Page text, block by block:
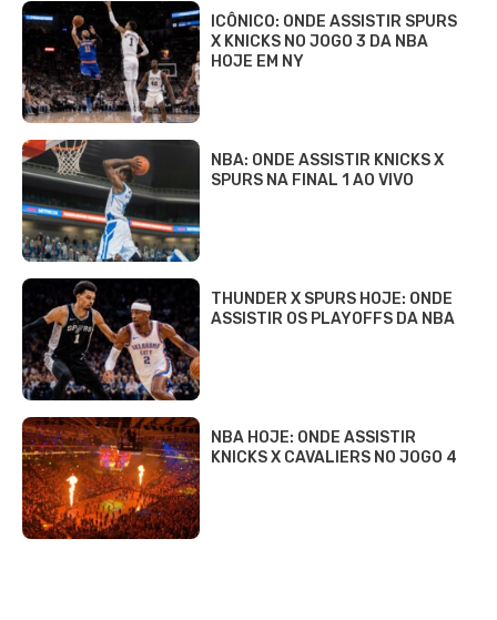
ICÔNICO: ONDE ASSISTIR SPURS
X KNICKS NO JOGO 3 DA NBA
HOJE EM NY
NBA: ONDE ASSISTIR KNICKS X
SPURS NA FINAL 1 AO VIVO
THUNDER X SPURS HOJE: ONDE
ASSISTIR OS PLAYOFFS DA NBA
NBA HOJE: ONDE ASSISTIR
KNICKS X CAVALIERS NO JOGO 4